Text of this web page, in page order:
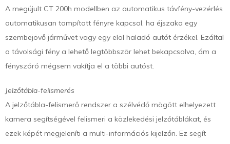
A megújult CT 200h modellben az automatikus távfény-vezérlés
automatikusan tompított fényre kapcsol, ha éjszaka egy
szembejövő járművet vagy egy elöl haladó autót érzékel. Ezáltal
a távolsági fény a lehető legtöbbször lehet bekapcsolva, ám a
fényszóró mégsem vakítja el a többi autóst.
Jelzőtábla-felismerés
A jelzőtábla-felismerő rendszer a szélvédő mögött elhelyezett
kamera segítségével felismeri a közlekedési jelzőtáblákat, és
ezek képét megjeleníti a multi-információs kijelzőn. Ez segít